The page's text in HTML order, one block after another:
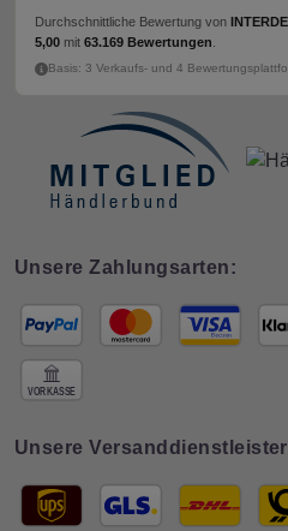
Durchschnittliche Bewertung von
5,00 mit 63.169 Bewertungen
Basis: 3 Verkaufs- und 4
Unsere Zahlungsarten:
Unsere